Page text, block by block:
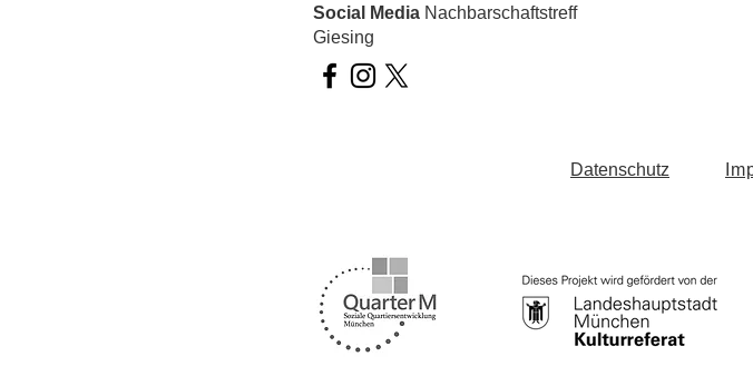
Social Media Nachbarschaftstreff
Giesing
Datenschutz